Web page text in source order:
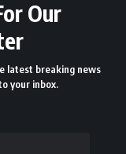
Our
latest breaking news
your inbox.